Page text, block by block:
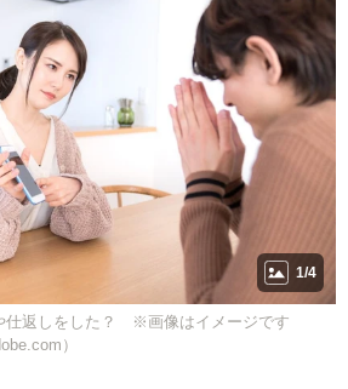
1/4
仕返しをした？ ※画像はイメージです
）